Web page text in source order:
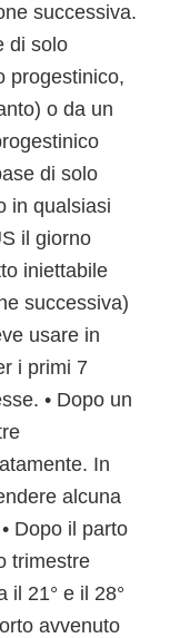
successiva.
di solo
progestinico,
o da un
di solo
in qualsiasi
il giorno
iniettabile
successiva)
usare in
i primi 7
• Dopo un
In
alcuna
Dopo il parto
trimestre
il 21° e il 28°
avvenuto